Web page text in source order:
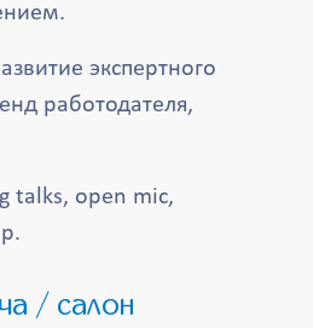
экспертного
работодателя,
talks, open mic,
/ салон